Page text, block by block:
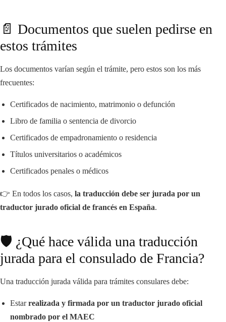
📄 Documentos que suelen pedirse en
estos trámites
Los documentos varían según el trámite, pero estos son los más
frecuentes:
Certificados de nacimiento, matrimonio o defunción
Libro de familia o sentencia de divorcio
Certificados de empadronamiento o residencia
Títulos universitarios o académicos
Certificados penales o médicos
👉 En todos los casos, la traducción debe ser jurada por un
traductor jurado oficial de francés en España.
🛡️ ¿Qué hace válida una traducción
jurada para el consulado de Francia?
Una traducción jurada válida para trámites consulares debe:
Estarrealizada y firmada por un traductor jurado oficial
nombrado por el MAEC